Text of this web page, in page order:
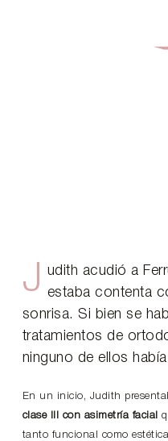
J
udith acudió a
estaba contenta
sonrisa. Si bien se
tratamientos de
ninguno de ellos
En un inicio, Judith
clase III con asimetría facial
tanto funcional como